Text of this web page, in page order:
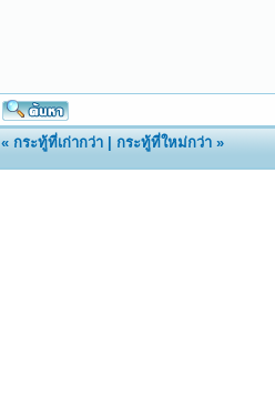
«กระทู้ที่เก่ากว่า |กระทู้ที่ใหม่กว่า »